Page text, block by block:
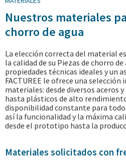
Nuestros materiales
chorro de agua
La elección correcta del material
la calidad de su Piezas de chorro de
propiedades técnicas ideales y un
FACTUREE le ofrece una
materiales: desde diversos aceros
hasta plásticos de alto
disponibilidad constante para
así la funcionalidad y la máxima
desde el prototipo hasta la
Materiales solicitados con